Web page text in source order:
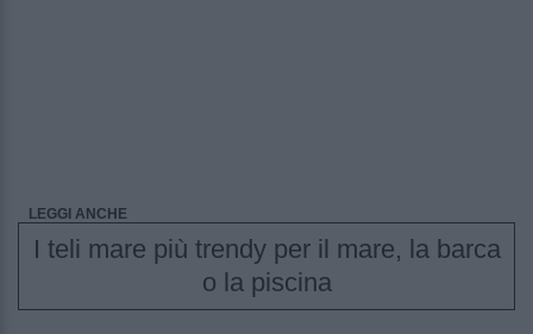
LEGGI ANCHE
I teli mare più trendy per il mare, la barca
o la piscina